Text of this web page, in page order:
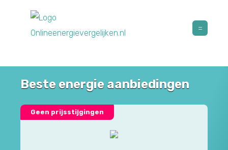
Beste energie aanbiedingen
Geen prijsstijgingen